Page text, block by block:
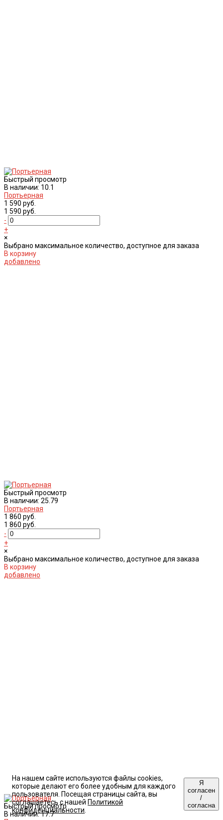
Быстрый просмотр
В наличии: 10.1
Портьерная
1 590 руб.
1 590 руб.
-
+
×
Выбрано максимальное количество, доступное для заказа
В корзину
добавлено
Быстрый просмотр
В наличии: 25.79
Портьерная
1 860 руб.
1 860 руб.
-
+
×
Выбрано максимальное количество, доступное для заказа
В корзину
добавлено
Быстрый просмотр
В наличии: 17.7
На нашем сайте используются файлы cookies,
которые делают его более удобным для каждого
пользователя. Посещая страницы сайта, вы
соглашаетесь с нашей Политикой
конфиденциальности
Я
согласен
/
согласна